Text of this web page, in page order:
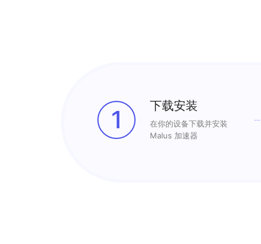
1 下载安装
在你的设备下载并安装
Malus 加速器